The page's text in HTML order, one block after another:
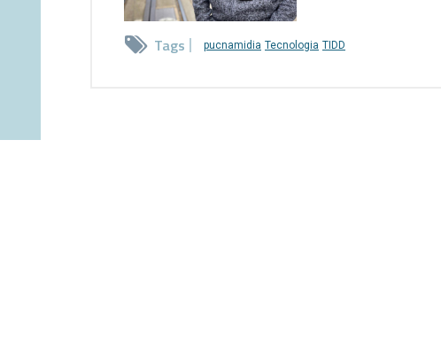
Tags pucnamidia Tecnologia TIDD